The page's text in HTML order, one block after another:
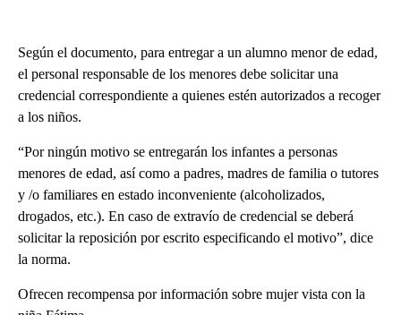
Según el documento, para entregar a un alumno menor de edad,
el personal responsable de los menores debe solicitar una
credencial correspondiente a quienes estén autorizados a recoger
a los niños.
“Por ningún motivo se entregarán los infantes a personas
menores de edad, así como a padres, madres de familia o tutores
y /o familiares en estado inconveniente (alcoholizados,
drogados, etc.). En caso de extravío de credencial se deberá
solicitar la reposición por escrito especificando el motivo”, dice
la norma.
Ofrecen recompensa por información sobre mujer vista con la